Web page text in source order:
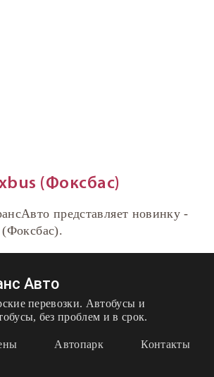
(Фоксбас)
представляет новинку -
Авто
перевозки. Автобусы и
без проблем и в срок.
Автопарк Контакты